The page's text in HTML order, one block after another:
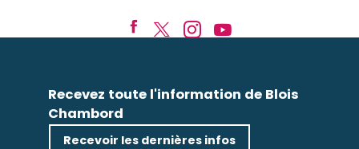
Recevez toute l'information de Blois
Chambord
Recevoir les dernières infos